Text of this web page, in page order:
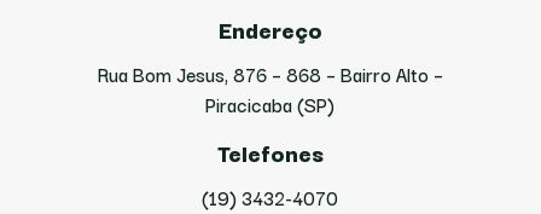
Endereço
Rua Bom Jesus, 876 – 868 – Bairro Alto –
Piracicaba (SP)
Telefones
(19) 3432-4070